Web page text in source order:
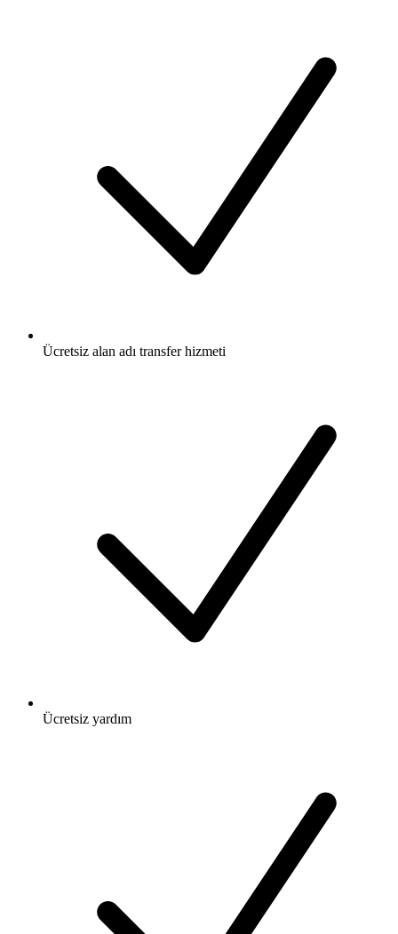
Ücretsiz alan adı transfer hizmeti
Ücretsiz yardım